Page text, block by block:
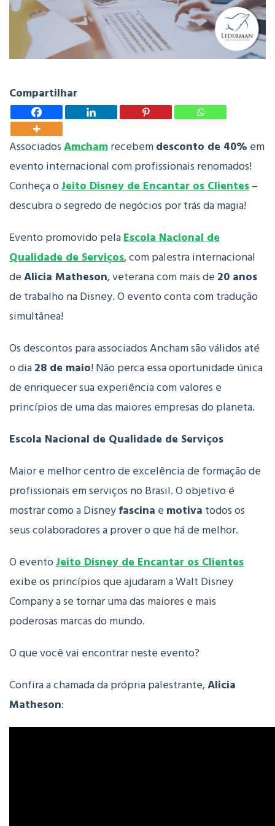
Compartilhar
AssociadosAmchamrecebemdesconto de 40% em
evento internacional com profissionais renomados!
Conheça oJeito Disney de Encantar os Clientes–
descubra o segredo de negócios por trás da magia!
Evento promovido pelaEscola Nacional de
Qualidade de Serviços, com palestra internacional
deAlicia Matheson, veterana com mais de 20 anos
de trabalho na Disney. O evento conta com tradução
simultânea!
Os descontos para associados Ancham são válidos até
o dia28 de maio! Não perca essa oportunidade única
de enriquecer sua experiência com valores e
princípios de uma das maiores empresas do planeta.
Escola Nacional de Qualidade de Serviços
Maior e melhor centro de excelência de formação de
profissionais em serviços no Brasil. O objetivo é
mostrar como a Disneyfascina e motiva todos os
seus colaboradores a prover o que há de melhor.
O eventoJeito Disney de Encantar os Clientes
exibe os princípios que ajudaram a Walt Disney
Company a se tornar uma das maiores e mais
poderosas marcas do mundo.
O que você vai encontrar neste evento?
Confira a chamada da própria palestrante,Alicia
Matheson: